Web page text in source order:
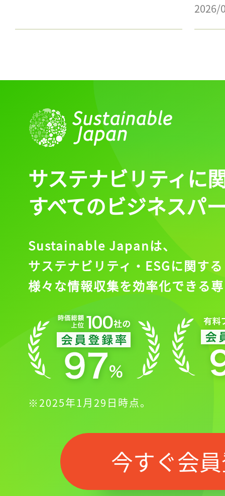
2026/
サステナビリティに
すべてのビジネスパ
Sustainable Japanは、
サステナビリティ・ESGに関する
様々な情報収集を効率化できる
※2025年1月29日時点。
今すぐ会